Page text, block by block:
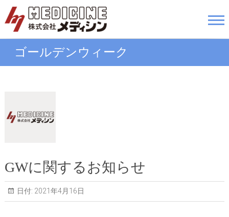
Skip
content
株式会社メディシン
ゴールデンウィーク
GWに関するお知らせ
日付: 2021年4月16日